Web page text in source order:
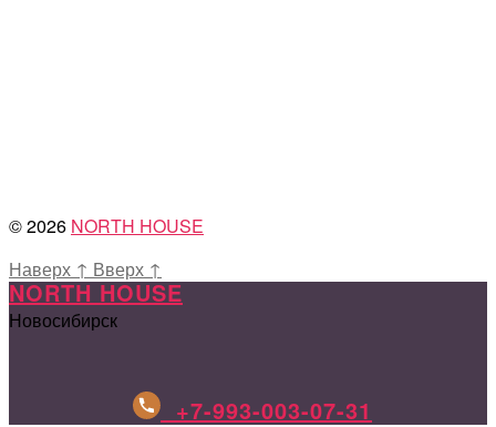
© 2026 NORTH HOUSE
Наверх ↑ Вверх ↑
NORTH HOUSE
Новосибирск
+7-993-003-07-31